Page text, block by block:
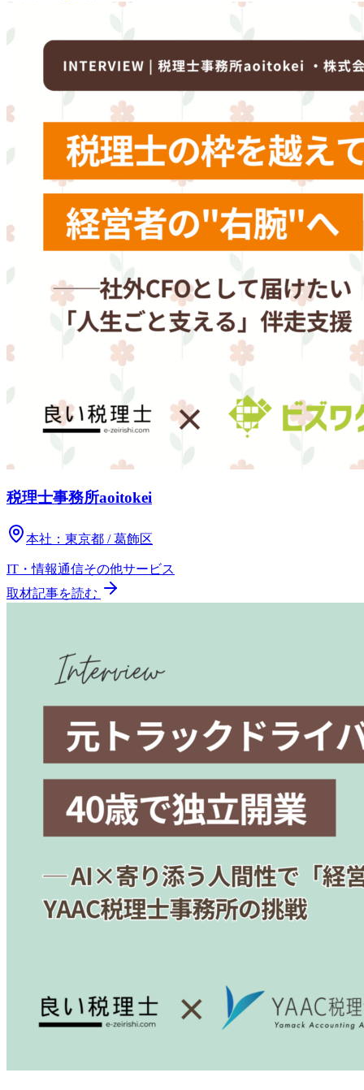
税理士事務所aoitokei
本社： 東京都 / 葛飾区
IT・情報通信その他サービス
取材記事を読む